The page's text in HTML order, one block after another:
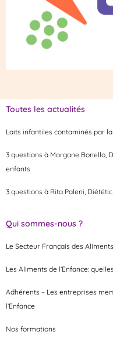
Toutes les actualités
Laits infantiles contaminés par
3 questions à Morgane Bonello,
enfants
3 questions à Rita Paleni,
Qui sommes-nous ?
Le Secteur Français des
Les Aliments de l’Enfance:
Adhérents – Les entreprises
l’Enfance
Nos formations